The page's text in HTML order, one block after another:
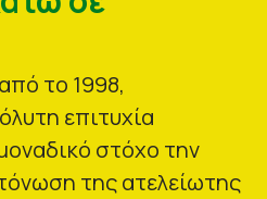
το 1998,
επιτυχία
στόχο την
της ατελείωτης